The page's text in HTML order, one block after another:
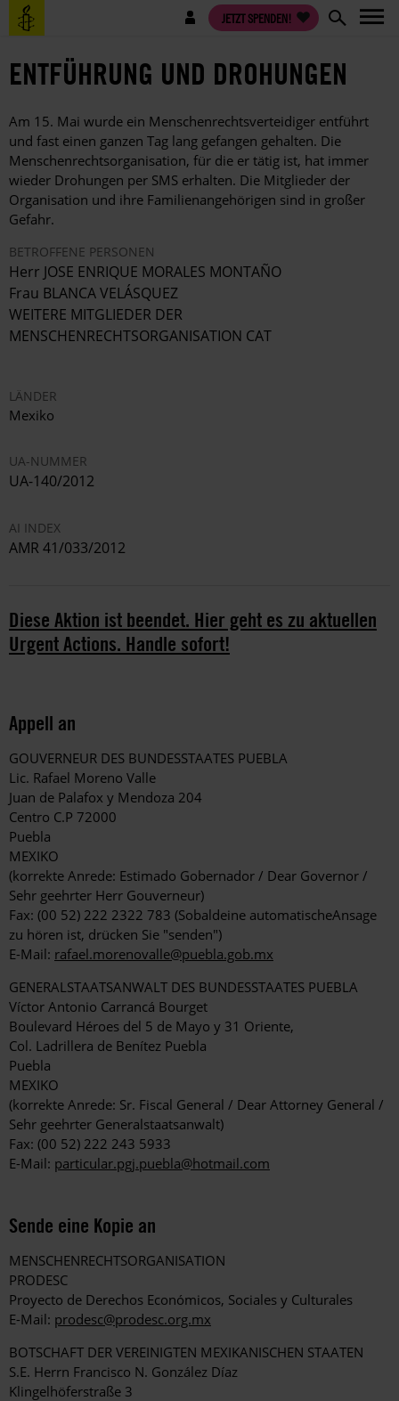
Direkt
zum
Benutzermenü JETZT SPENDEN!
ENTFÜHRUNG UND DROHUNGEN
Am 15. Mai wurde ein Menschenrechtsverteidiger entführt
und fast einen ganzen Tag lang gefangen gehalten. Die
Menschenrechtsorganisation, für die er tätig ist, hat immer
wieder Drohungen per SMS erhalten. Die Mitglieder der
Organisation und ihre Familienangehörigen sind in großer
Gefahr.
BETROFFENE PERSONEN
Herr JOSE ENRIQUE MORALES MONTAÑO
Frau BLANCA VELÁSQUEZ
WEITERE MITGLIEDER DER
MENSCHENRECHTSORGANISATION CAT
LÄNDER
Mexiko
UA-NUMMER
UA-140/2012
AI INDEX
AMR 41/033/2012
Diese Aktion ist beendet. Hier geht es zu aktuellen
Urgent Actions. Handle sofort!
Appell an
GOUVERNEUR DES BUNDESSTAATES PUEBLA
Lic. Rafael Moreno Valle
Juan de Palafox y Mendoza 204
Centro C.P 72000
Puebla
MEXIKO
(korrekte Anrede: Estimado Gobernador / Dear Governor /
Sehr geehrter Herr Gouverneur)
Fax: (00 52) 222 2322 783 (Sobaldeine automatischeAnsage
zu hören ist, drücken Sie "senden")
E-Mail: rafael.morenovalle@puebla.gob.mx
GENERALSTAATSANWALT DES BUNDESSTAATES PUEBLA
Víctor Antonio Carrancá Bourget
Boulevard Héroes del 5 de Mayo y 31 Oriente,
Col. Ladrillera de Benítez Puebla
Puebla
MEXIKO
(korrekte Anrede: Sr. Fiscal General / Dear Attorney General /
Sehr geehrter Generalstaatsanwalt)
Fax: (00 52) 222 243 5933
E-Mail: particular.pgj.puebla@hotmail.com
Sende eine Kopie an
MENSCHENRECHTSORGANISATION
PRODESC
Proyecto de Derechos Económicos, Sociales y Culturales
E-Mail: prodesc@prodesc.org.mx
BOTSCHAFT DER VEREINIGTEN MEXIKANISCHEN STAATEN
S.E. Herrn Francisco N. González Díaz
Klingelhöferstraße 3